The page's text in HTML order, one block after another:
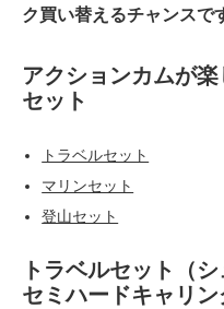
ク買い替えるチャンスで
アクションカムが
セット
トラベルセット
マリンセット
登山セット
トラベルセット（
セミハードキャリン